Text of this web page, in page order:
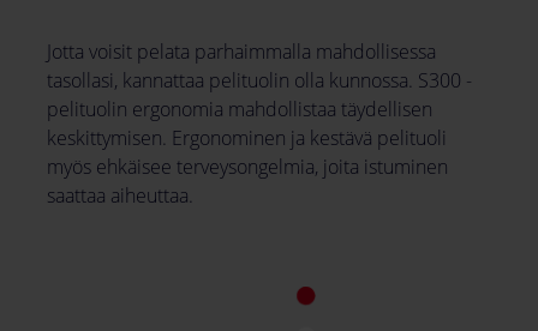
Jotta voisit pelata parhaimmalla mahdollisessa
tasollasi, kannattaa pelituolin olla kunnossa. S300 -
pelituolin ergonomia mahdollistaa täydellisen
keskittymisen. Ergonominen ja kestävä pelituoli
myös ehkäisee terveysongelmia, joita istuminen
saattaa aiheuttaa.